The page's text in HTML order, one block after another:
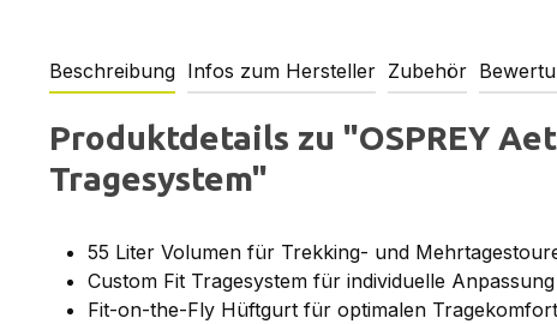
Beschreibung Infos zum Hersteller Zubehör
Produktdetails zu "OSPREY
Tragesystem"
55 Liter Volumen für Trekking- und
Custom Fit Tragesystem für individuelle Anpassung
Fit-on-the-Fly Hüftgurt für optimalen Tragekomfort